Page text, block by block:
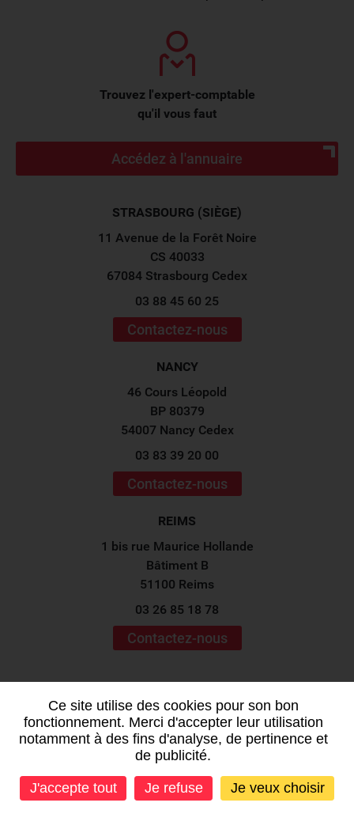
Ce site utilise des cookies pour son bon
fonctionnement. Merci d'accepter leur utilisation
notamment à des fins d'analyse, de pertinence et
de publicité.
J'accepte tout Je refuse Je veux choisir
Trouvez l'expert-comptable
qu'il vous faut
Accédez à l'annuaire
STRASBOURG (SIÈGE)
11 Avenue de la Forêt Noire
CS 40033
67084 Strasbourg Cedex
03 88 45 60 25
Contactez-nous
NANCY
46 Cours Léopold
BP 80379
54007 Nancy Cedex
03 83 39 20 00
Contactez-nous
REIMS
1 bis rue Maurice Hollande
Bâtiment B
51100 Reims
03 26 85 18 78
Contactez-nous
réseaux sociaux !
Mentions légales- Plan du site-Données personnelles